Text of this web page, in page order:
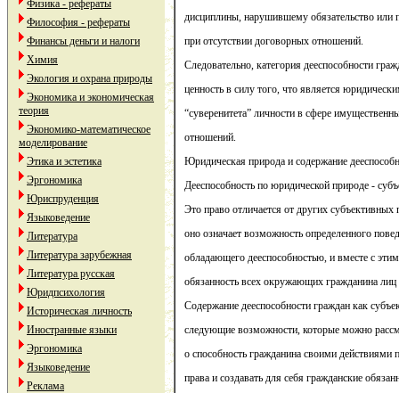
Физика - рефераты
Философия - рефераты
Финансы деньги и налоги
Химия
Экология и охрана природы
Экономика и экономическая
теория
Экономико-математическое
моделирование
Этика и эстетика
Эргономика
Юриспруденция
Языковедение
Литература
Литература зарубежная
Литература русская
Юридпсихология
Историческая личность
Иностранные языки
Эргономика
Языковедение
Реклама
дисциплины, нарушившему обязательство
при отсутствии договорных отношений.
Следовательно, категория дееспособности
ценность в силу того, что является
“суверенитета” личности в сфере
отношений.
Юридическая природа и содержание
Дееспособность по юридической природе -
Это право отличается от других
оно означает возможность определенного
обладающего дееспособностью, и вместе с
обязанность всех окружающих гражданина лиц
Содержание дееспособности граждан как
следующие возможности, которые можно
o способность гражданина своими действиями
права и создавать для себя гражданские